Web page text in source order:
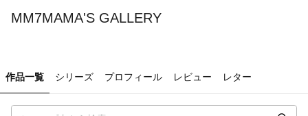
MM7MAMA'S GALLERY
作品一覧 シリーズ プロフィール レビュー レター